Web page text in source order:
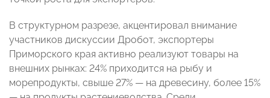
В структурном разрезе, акцентировал внимание
участников дискуссии Дробот, экспортеры
Приморского края активно реализуют товары на
внешних рынках: 24% приходится на рыбу и
морепродукты, свыше 27% — на древесину, более 15%